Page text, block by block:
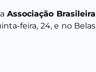
Associação Brasileira
feira, 24, e no Belas